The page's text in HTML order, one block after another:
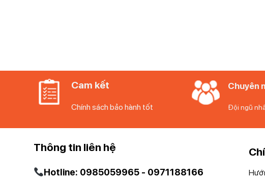
Cam kết
Chính sách bảo hành tốt
Chuyên
Đội ngũ
Thông tin liên hệ
Hotline: 0985059965 - 0971188166